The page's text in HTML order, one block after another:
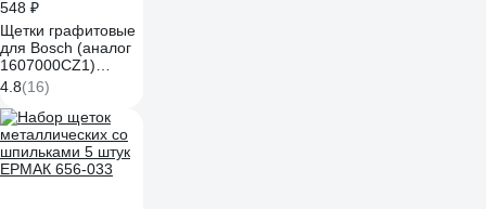
548 ₽
Щетки графитовые
для Bosch (аналог
1607000CZ1)
Гранит 909004
4.8(16)